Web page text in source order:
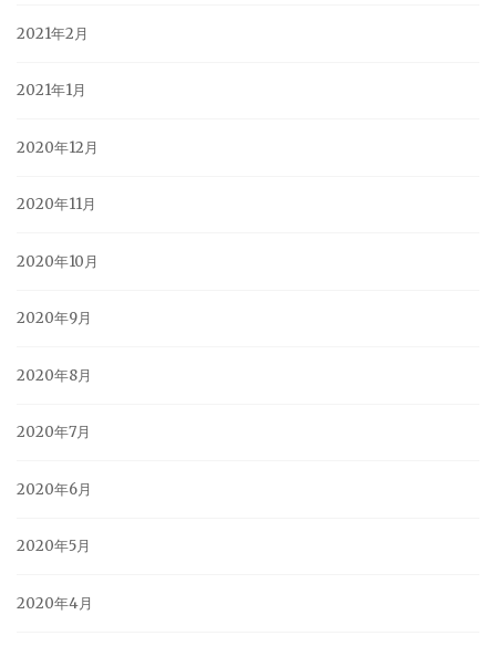
2021年2月
2021年1月
2020年12月
2020年11月
2020年10月
2020年9月
2020年8月
2020年7月
2020年6月
2020年5月
2020年4月